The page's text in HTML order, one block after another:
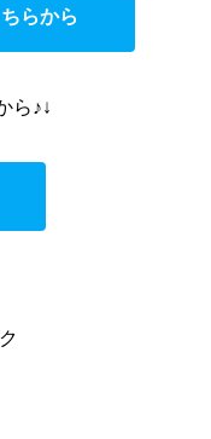
らから
ら♪↓